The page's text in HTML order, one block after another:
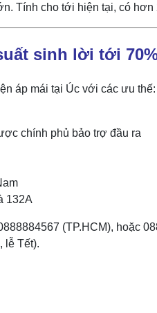
Tính cho tới hiện tại, có
sinh lời tới
áp mái tại Úc với các ưu thế:
chính phủ bảo trợ đầu ra
132A
(TP.HCM), hoặc
lễ Tết).